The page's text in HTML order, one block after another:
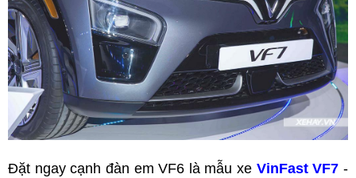
Đặt ngay cạnh đàn em VF6 là mẫu xe VinFast VF7 -